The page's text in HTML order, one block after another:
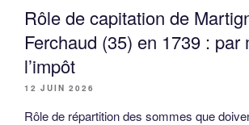
Rôle de capitation de
Ferchaud (35) en 1739 : par
l’impôt
12 JUIN 2026
Rôle de répartition des sommes que